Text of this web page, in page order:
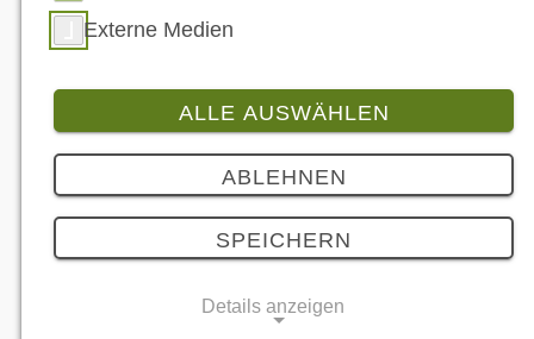
Sicher unterwegs mit richtigem
Fahrradhelm
06.05.2025
Externe Medien
ALLE AUSWÄHLEN
ABLEHNEN
SPEICHERN
Details anzeigen